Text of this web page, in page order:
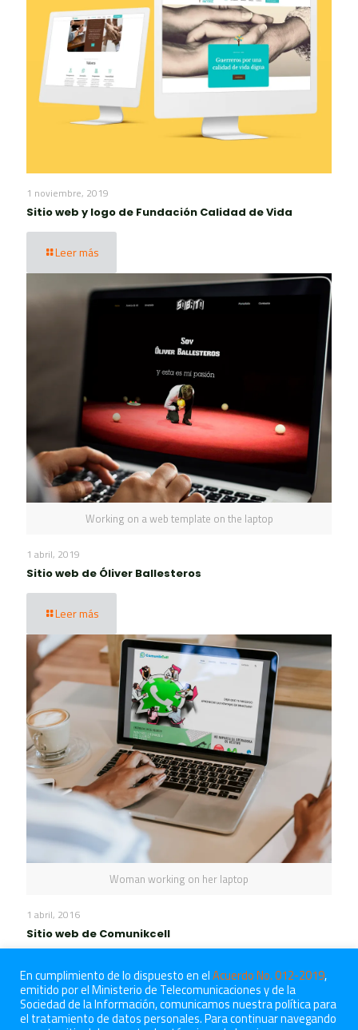
1 noviembre, 2019
Sitio web y logo de Fundación Calidad de Vida
Leer más
Working on a web template on the laptop
1 abril, 2019
Sitio web de Óliver Ballesteros
Leer más
Woman working on her laptop
1 abril, 2016
Sitio web de Comunikcell
Leer más
En cumplimiento de lo dispuesto en elAcuerdo No. 012-2019,
emitido por el Ministerio de Telecomunicaciones y de la
Sociedad de la Información, comunicamos nuestra política para
el tratamiento de datos personales. Para continuar navegando